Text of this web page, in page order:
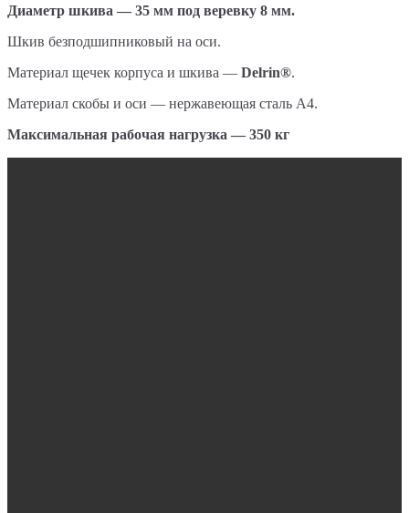
Диаметр шкива — 35 мм под веревку 8 мм.
Шкив безподшипниковый на оси.
Материал щечек корпуса и шкива — Delrin®.
Материал скобы и оси — нержавеющая сталь А4.
Максимальная рабочая нагрузка — 350 кг